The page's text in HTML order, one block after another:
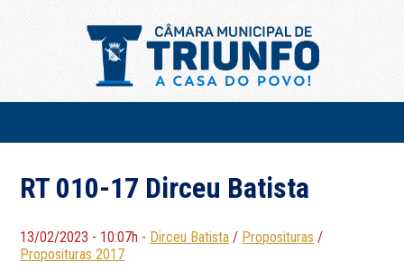
RT 010-17 Dirceu Batista
13/02/2023 - 10:07h - Dirceu Batista / Proposituras /
Proposituras 2017